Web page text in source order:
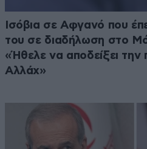
Ισόβια σε Αφγανό που
του σε διαδήλωση στο
«Ήθελε να αποδείξει την
Αλλάχ»